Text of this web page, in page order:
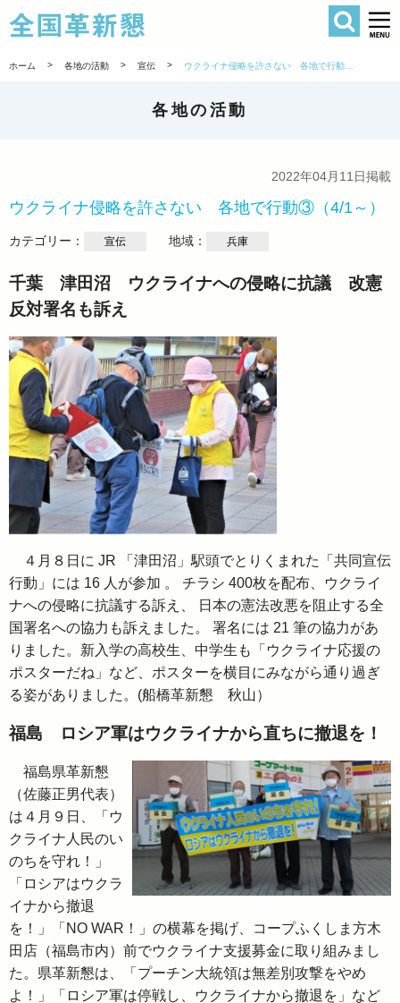
全国革新懇
検索
ホーム > 各地の活動 > 宣伝 >
各地の活動
2022年04月11日掲載
ウクライナ侵略を許さない 各地で行動③（4/1～）
カテゴリー： 宣伝 地域： 兵庫
千葉 津田沼 ウクライナへの侵略に抗議 改憲
反対署名も訴え
４月８日に JR 「津田沼」駅頭でとりくまれた「共同宣伝
行動」には 16 人が参加 。 チラシ 400枚を配布、ウクライ
ナへの侵略に抗議する訴え、 日本の憲法改悪を阻止する全
国署名への協力も訴えました。 署名には 21 筆の協力があ
りました。新入学の高校生、中学生も「ウクライナ応援の
ポスターだね」など、ポスターを横目にみながら通り過ぎ
る姿がありました。(船橋革新懇 秋山）
福島 ロシア軍はウクライナから直ちに撤退を！
福島県革新懇
（佐藤正男代表）
は４月９日、「ウ
クライナ人民のい
のちを守れ！」
「ロシアはウクラ
イナから撤退
を！」「NO WAR！」の横幕を掲げ、コープふくしま方木
田店（福島市内）前でウクライナ支援募金に取り組みまし
た。県革新懇は、「プーチン大統領は無差別攻撃をやめ
よ！」「ロシア軍は停戦し、ウクライナから撤退を」など